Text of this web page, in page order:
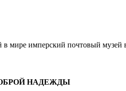
мире имперский почтовый музей
НАДЕЖДЫ